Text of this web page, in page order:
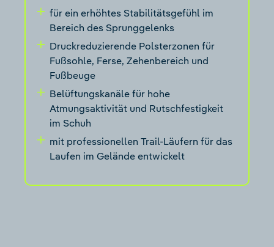
für ein erhöhtes Stabilitätsgefühl im
Bereich des Sprunggelenks
Druckreduzierende Polsterzonen für
Fußsohle, Ferse, Zehenbereich und
Fußbeuge
Belüftungskanäle für hohe
Atmungsaktivität und Rutschfestigkeit
im Schuh
mit professionellen Trail-Läufern für das
Laufen im Gelände entwickelt